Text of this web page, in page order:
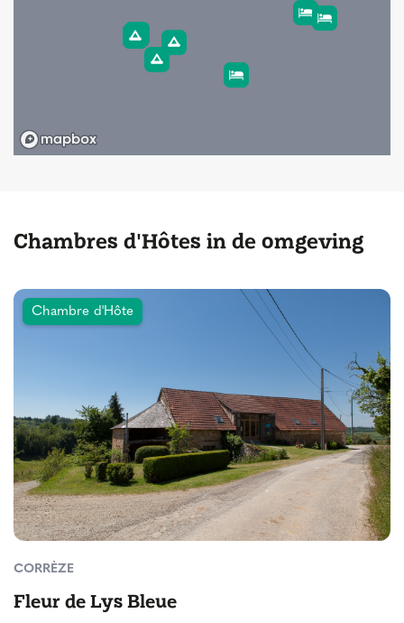
Chambres d'Hôtes in de omgeving
Chambre d'Hôte
CORRÈZE
Fleur de Lys Bleue